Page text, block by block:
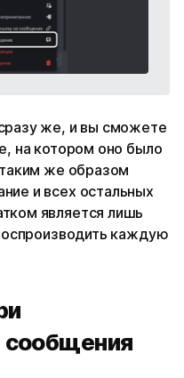
же, и вы сможете
на котором оно было
же образом
и всех остальных
является лишь
каждую
сообщения